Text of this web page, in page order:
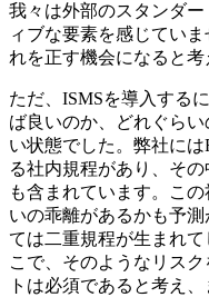
我々は外部のスタンダ
ィブな要素を感じてい
れを正す機会になると考
ただ、ISMSを導入する
ば良いのか、どれぐら
い状態でした。弊社に
る社内規程があり、そ
も含まれています。こ
いの乖離があるかも予
ては二重規程が生まれ
こで、そのようなリス
トは必須であると考え